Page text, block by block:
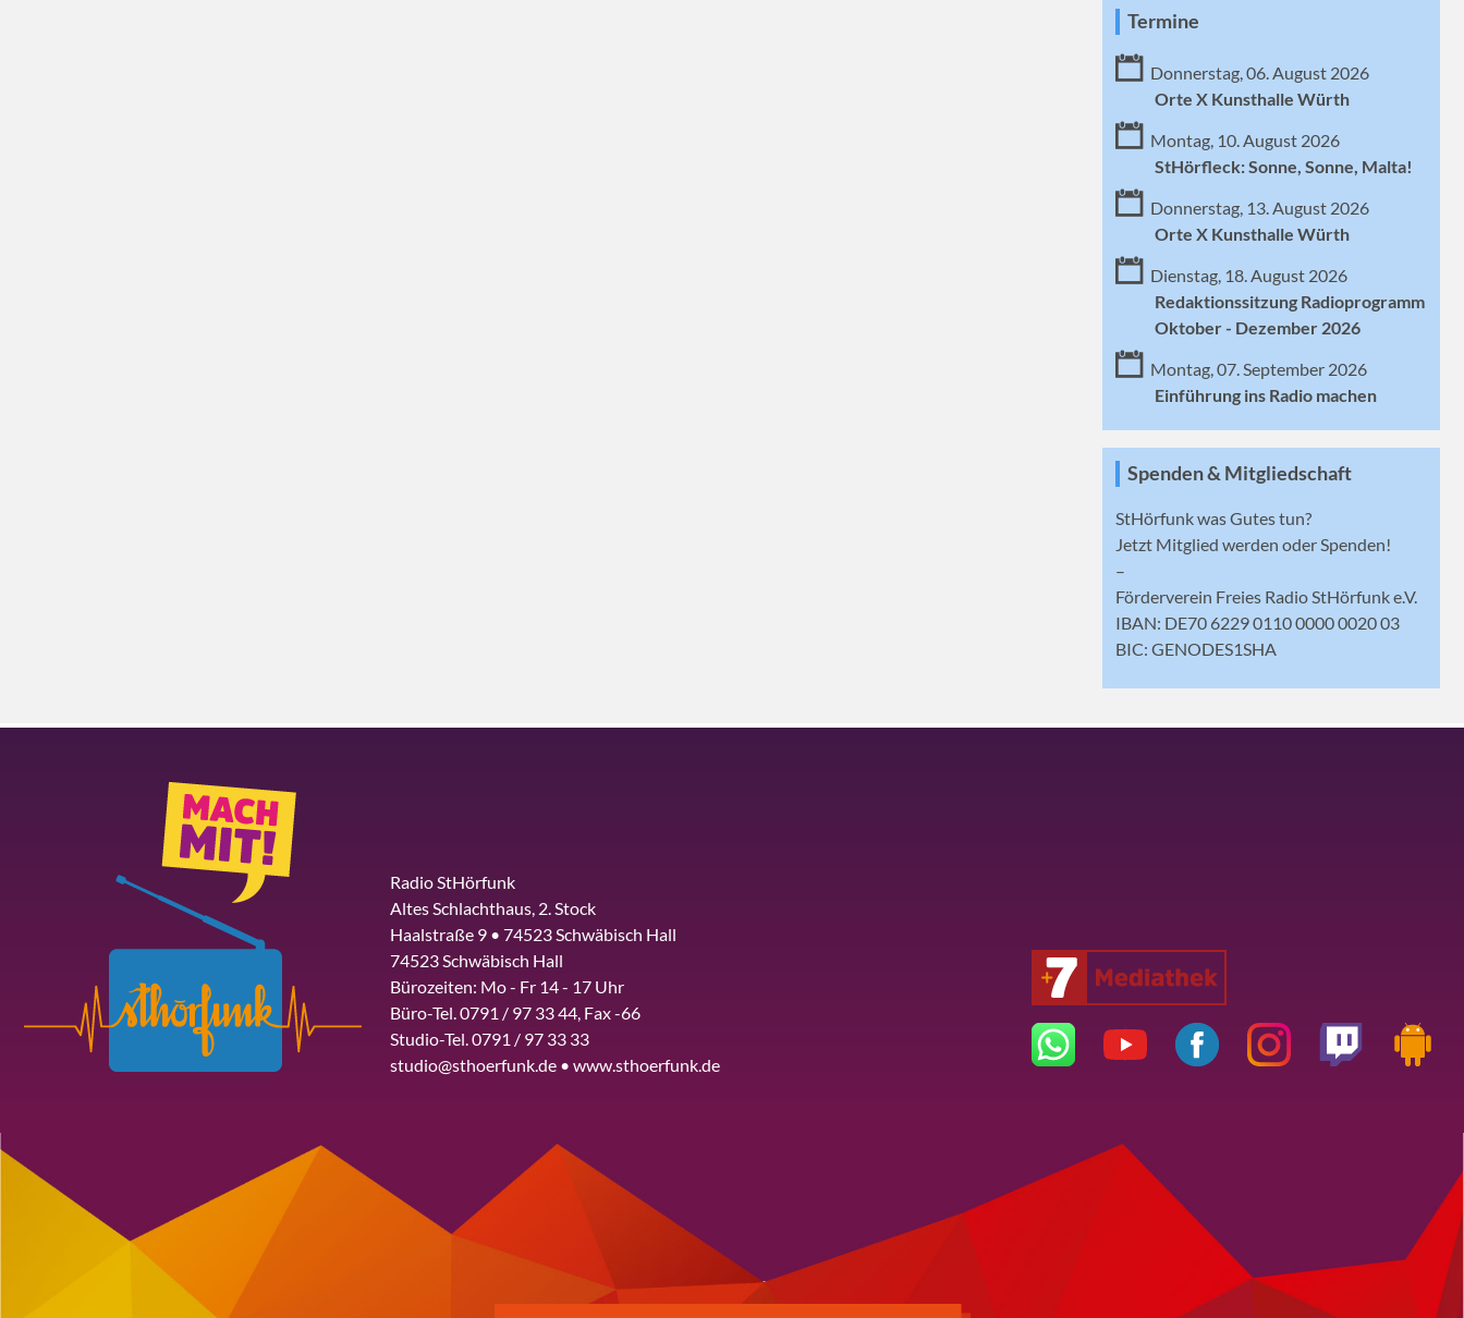
Termine
Donnerstag, 06. August 2026
Orte X Kunsthalle Würth
Montag, 10. August 2026
StHörfleck: Sonne, Sonne, Malta!
Donnerstag, 13. August 2026
Orte X Kunsthalle Würth
Dienstag, 18. August 2026
Redaktionssitzung Radioprogramm
Oktober - Dezember 2026
Montag, 07. September 2026
Einführung ins Radio machen
Spenden & Mitgliedschaft
StHörfunk was Gutes tun?
Jetzt Mitglied werden oder Spenden!
–
Förderverein Freies Radio StHörfunk e.V.
IBAN: DE70 6229 0110 0000 0020 03
BIC: GENODES1SHA
Radio StHörfunk
Altes Schlachthaus, 2. Stock
Haalstraße 9 • 74523 Schwäbisch Hall
74523 Schwäbisch Hall
Bürozeiten: Mo - Fr 14 - 17 Uhr
Büro-Tel. 0791 / 97 33 44, Fax -66
Studio-Tel. 0791 / 97 33 33
studio@sthoerfunk.de • www.sthoerfunk.de